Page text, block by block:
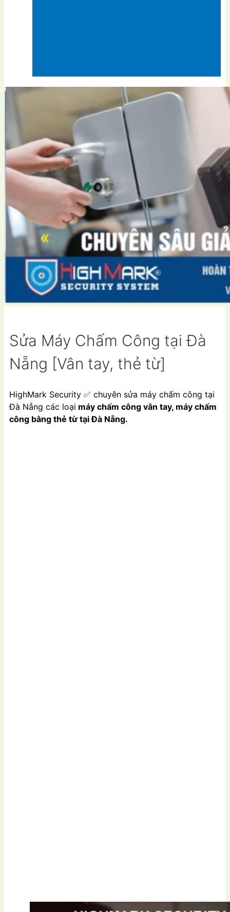
Sửa Máy Chấm Công tại Đà
Nẵng [Vân tay, thẻ từ]
HighMark Security ✅ chuyên sửa máy chấm công tại
Đà Nẵng các loại máy chấm công vân tay, máy chấm
công bằng thẻ từ tại Đà Nẵng.